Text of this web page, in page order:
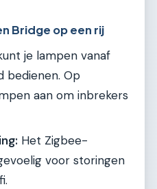
Bridge op een rij
je lampen vanaf
bedienen. Op
aan om inbrekers
Het Zigbee-
voor storingen